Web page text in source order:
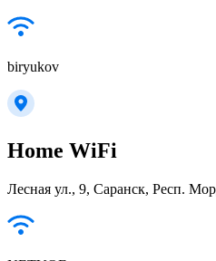
biryukov
Home WiFi
Лесная ул., 9, Саранск, Респ.